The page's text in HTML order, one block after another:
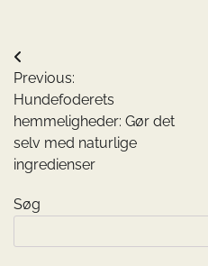
Indlægsnavigation
Previous:
Hundefoderets
hemmeligheder: Gør det
selv med naturlige
ingredienser
Søg